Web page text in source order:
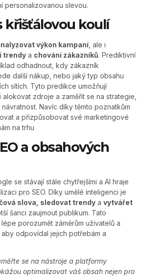
personalizovanou slevou.
křišťálovou koulí
výkon kampaní , ale i
trendy a chování zákazníků. Prediktivní
odhadnout, kdy zákazník
další nákup, nebo jaký typ obsahu
sítích. Tyto predikce umožňují
zdroje a zaměřit se na strategie,
Navíc díky těmto poznatkům
a přizpůsobovat své marketingové
na trhu
a obsahových
se stávají stále chytřejšími a AI hraje
pro SEO. Díky umělé inteligenci je
slova, sledovat trendy a vytvářet
šanci zaujmout publikum. Tato
porozumět záměrům uživatelů a
odpovídal jejich potřebám a
se na nástroje a platformy
optimalizovat váš obsah nejen pro